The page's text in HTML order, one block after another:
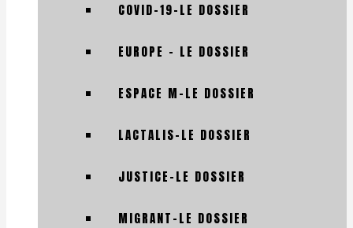
COVID-19-LE DOSSIER
EUROPE – LE DOSSIER
ESPACE M-LE DOSSIER
LACTALIS-LE DOSSIER
JUSTICE-LE DOSSIER
MIGRANT-LE DOSSIER